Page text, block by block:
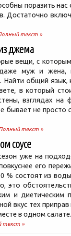
поразить нас
Достаточно
текст »
джема
вещи, с
муж и жена,
Найти общий язык,
в который
взглядах на
бывает не просто
текст »
соусе
уже на
его
% состоят из
это
и диетическим
вкус тех
в одном салате.
текст »